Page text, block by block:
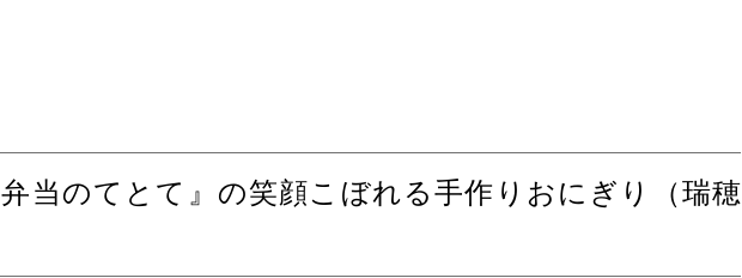
弁当のてとて』の笑顔こぼれる手作りおにぎり（瑞穂